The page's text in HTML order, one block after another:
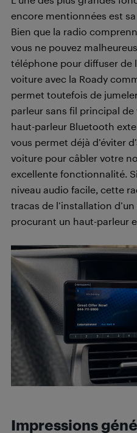
encore mentionnées est
Bien que la radio
vous ne pouvez
téléphone pour diffuser de
voiture avec la Roady
permet toutefois de
parleur sans fil principal
haut-parleur Bluetooth
vous permet déjà d’éviter
voiture pour câbler votre
excellente fonctionnalité.
niveau audio facile, cette
tracas de l’installation
procurant un haut-parleur
Impressions